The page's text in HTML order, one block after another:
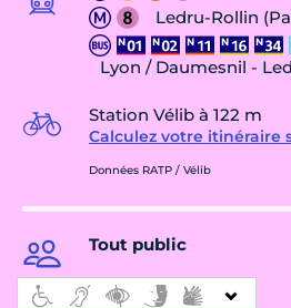
Ledru-Rollin
Lyon / Daumesnil -
Station Vélib à 122 m
Calculez votre itinéraire
Données RATP / Vélib
Tout public